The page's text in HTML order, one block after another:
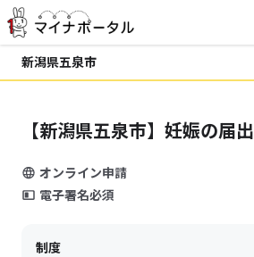
新潟県五泉市
【新潟県五泉市】妊娠の届出
オンライン申請
電子署名必須
制度